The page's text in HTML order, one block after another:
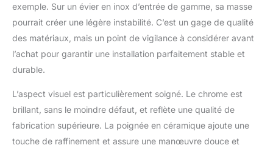
exemple. Sur un évier en inox d’entrée de gamme, sa masse
pourrait créer une légère instabilité. C’est un gage de qualité
des matériaux, mais un point de vigilance à considérer avant
l’achat pour garantir une installation parfaitement stable et
durable.
L’aspect visuel est particulièrement soigné. Le chrome est
brillant, sans le moindre défaut, et reflète une qualité de
fabrication supérieure. La poignée en céramique ajoute une
touche de raffinement et assure une manœuvre douce et